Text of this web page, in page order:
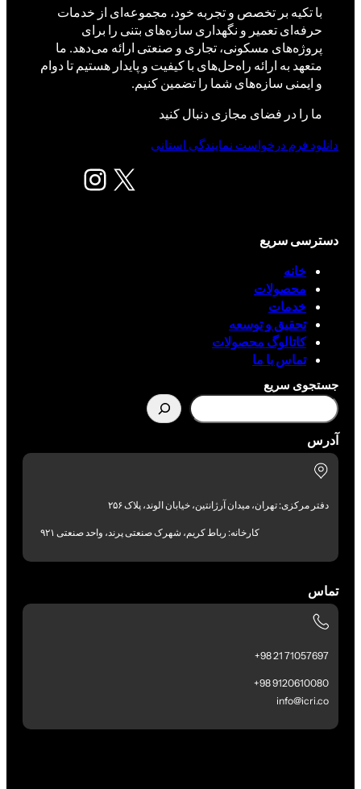
با تکیه بر تخصص و تجربه خود، مجموعه‌ای از خدمات
حرفه‌ای تعمیر و نگهداری سازه‌های بتنی را برای
پروژه‌های مسکونی، تجاری و صنعتی ارائه می‌دهد. ما
متعهد به ارائه راه‌حل‌های با کیفیت و پایدار هستیم تا دوام
و ایمنی سازه‌های شما را تضمین کنیم.
ما را در فضای مجازی دنبال کنید
X اینستاگرم
دانلود فرم درخواست نمایندگی استانی
دسترسی سریع
خانه
محصولات
خدمات
تحقیق و توسعه
کاتالوگ محصولات
تماس با ما
جستجوی سریع
آدرس
دفتر مرکزی: تهران، میدان آرژانتین، خیابان الوند، پلاک ۲۵۶
کارخانه: رباط کریم، شهرک صنعتی پرند، واحد صنعتی ۹۲۱
تماس
71057697 21 98+
9120610080 98+
info@icri.co